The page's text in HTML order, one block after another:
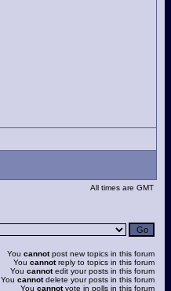
All times are GMT
You cannotpost new topics in this forum
You cannotreply to topics in this forum
You cannotedit your posts in this forum
You cannotdelete your posts in this forum
You cannotvote in polls in this forum